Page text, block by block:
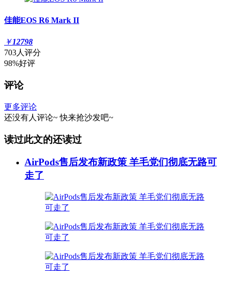
佳能EOS R6 Mark II
￥12798
703人评分
98%好评
评论
更多评论
还没有人评论~ 快来抢沙发吧~
读过此文的还读过
AirPods售后发布新政策 羊毛党们彻底无路可
走了